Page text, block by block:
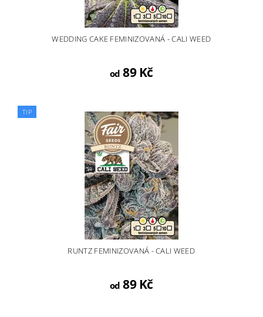
WEDDING CAKE FEMINIZOVANÁ - CALI WEED
od 89 Kč
TIP
RUNTZ FEMINIZOVANÁ - CALI WEED
od 89 Kč